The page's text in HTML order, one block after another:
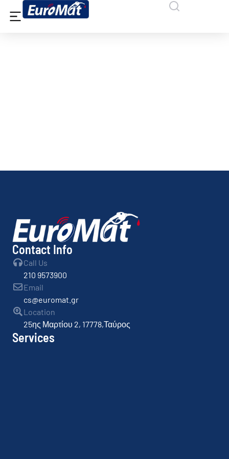
Contact Info
Call Us
210 9573900
Email
cs@euromat.gr
Location
25ης Μαρτίου 2, 17778,Ταύρος
Services